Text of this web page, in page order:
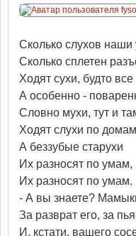
Сколько слухов наши
Сколько сплетен
Ходят сухи, будто
А особенно -
Словно мухи, тут и
Ходят слухи по
А беззубые старухи
Их разносят по умам,
Их разносят по умам.
- А вы знаете?
За разврат его, за
И, кстати, вашего